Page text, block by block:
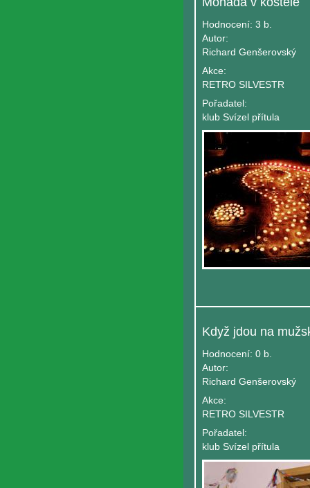
Hodnocení: 3 b.
Autor:
Richard Genšerovský
Akce:
RETRO SILVESTR
Pořadatel:
klub Svízel přítula
Hodnocení: 0 b.
Autor:
Richard Genšerovský
Akce:
RETRO SILVESTR
Pořadatel:
klub Svízel přítula